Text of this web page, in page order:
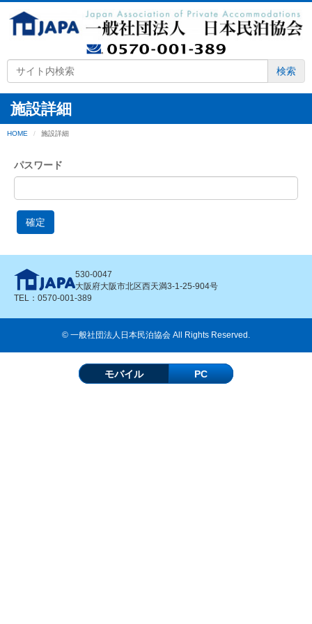
検索
施設詳細
HOME 施設詳細
パスワード
確定
530-0047
大阪府大阪市北区西天満3-1-25-904号
TEL：0570-001-389
© 一般社団法人日本民泊協会 All Rights Reserved.
モバイル PC